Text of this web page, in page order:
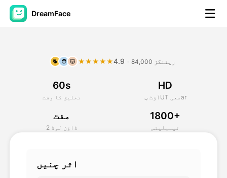
DreamFace
اویٹار ویڈیو
اے ویڈیو
اے فوٹو
🐕 🧑 🐱 ★★★★★4.9 · 84,000 ریٹنگز
60s
تخلیق کا وقت
HD
آؤٹ پUT معیar
مفت
2 ڈاؤن لوڈ
1800+
ٹیمپلیٹس
اثر چنیں